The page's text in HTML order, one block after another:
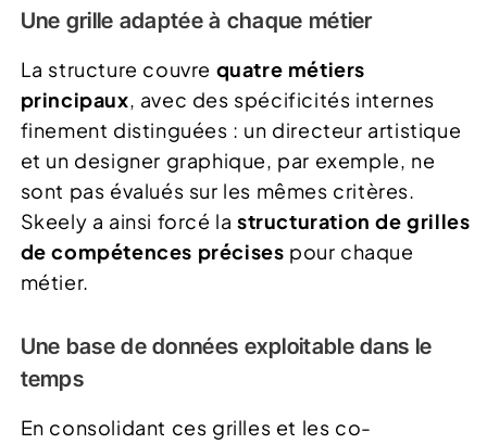
Une grille adaptée à chaque métier
La structure couvre quatre métiers
principaux, avec des spécificités internes
finement distinguées : un directeur artistique
et un designer graphique, par exemple, ne
sont pas évalués sur les mêmes critères.
Skeely a ainsi forcé la structuration de grilles
de compétences précises pour chaque
métier.
Une base de données exploitable dans le
temps
En consolidant ces grilles et les co-